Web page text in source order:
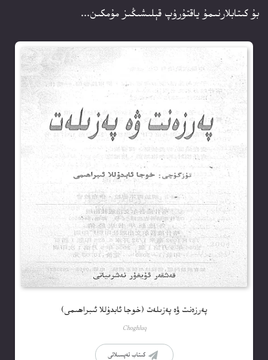
بۇ كىتابلارنىمۇ ياقتۇرۇپ قېلىشىڭىز مۇمكىن...
پەرزەنت ۋە پەزىلەت (خوجا ئابدۇللا ئىبراھىمى)
Choghluq
كىتاب تەپسىلاتى